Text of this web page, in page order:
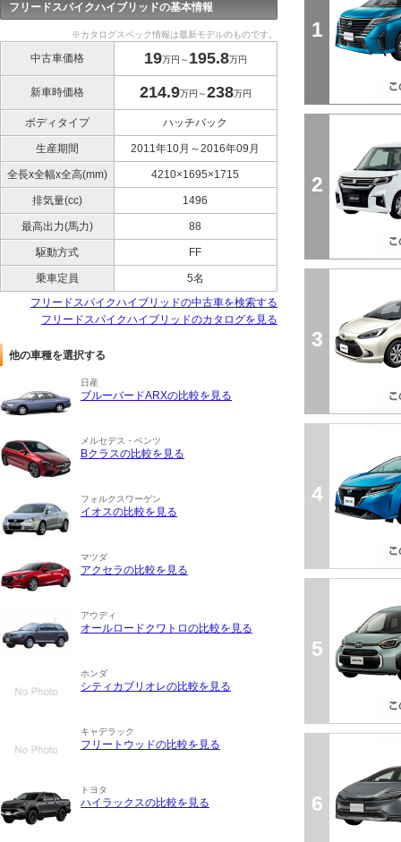
フリードスパイクハイブリッドの基本情報
※カタログスペック情報は最新モデルのものです。
中古車価格 19万円～ 195.8万円
新車時価格 214.9万円～238万円
ボディタイプ ハッチバック
生産期間 2011年10月～2016年09月
全長x全幅x全高(mm) 4210×1695×1715
排気量(cc) 1496
最高出力(馬力) 88
駆動方式 FF
乗車定員
5名
フリードスパイクハイブリッドの中古車を検索する
フリードスパイクハイブリッドのカタログを見る
他の車種を選択する
日産
ブルーバードARXの比較を見る
メルセデス・ベンツ
Bクラスの比較を見る
フォルクスワーゲン
イオスの比較を見る
マツダ
アクセラの比較を見る
アウディ
オールロードクワトロの比較を見る
ホンダ
シティカブリオレの比較を見る
キャデラック
フリートウッドの比較を見る
トヨタ
ハイラックスの比較を見る
1
2
3
4
5
6